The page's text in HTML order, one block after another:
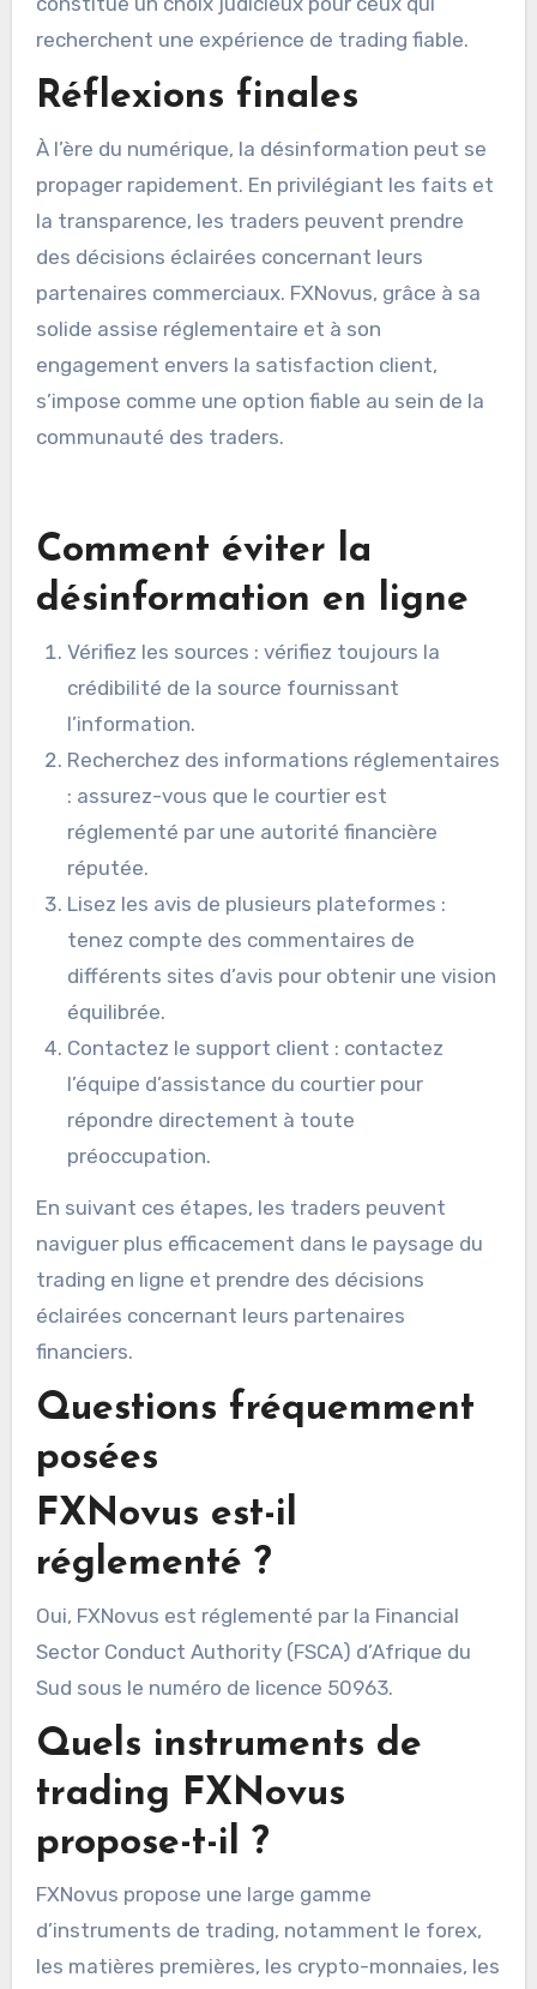
recherchent une expérience de trading fiable.
Réflexions finales
À l’ère du numérique, la désinformation peut se
propager rapidement. En privilégiant les faits et
la transparence, les traders peuvent prendre
des décisions éclairées concernant leurs
partenaires commerciaux. FXNovus, grâce à sa
solide assise réglementaire et à son
engagement envers la satisfaction client,
s’impose comme une option fiable au sein de la
communauté des traders.
Comment éviter la
désinformation en ligne
Vérifiez les sources : vérifiez toujours la
crédibilité de la source fournissant
l’information.
Recherchez des informations réglementaires
: assurez-vous que le courtier est
réglementé par une autorité financière
réputée.
Lisez les avis de plusieurs plateformes :
tenez compte des commentaires de
différents sites d’avis pour obtenir une vision
équilibrée.
Contactez le support client : contactez
l’équipe d’assistance du courtier pour
répondre directement à toute
préoccupation.
En suivant ces étapes, les traders peuvent
naviguer plus efficacement dans le paysage du
trading en ligne et prendre des décisions
éclairées concernant leurs partenaires
financiers.
Questions fréquemment
posées
FXNovus est-il
réglementé ?
Oui, FXNovus est réglementé par la Financial
Sector Conduct Authority (FSCA) d’Afrique du
Sud sous le numéro de licence 50963.
Quels instruments de
trading FXNovus
propose-t-il ?
FXNovus propose une large gamme
d’instruments de trading, notamment le forex,
les matières premières, les crypto-monnaies, les